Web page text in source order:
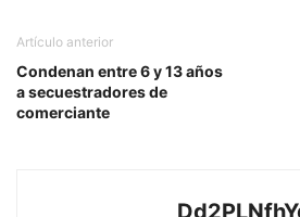
Artículo anterior
Condenan entre 6 y 13 años
a secuestradores de
comerciante